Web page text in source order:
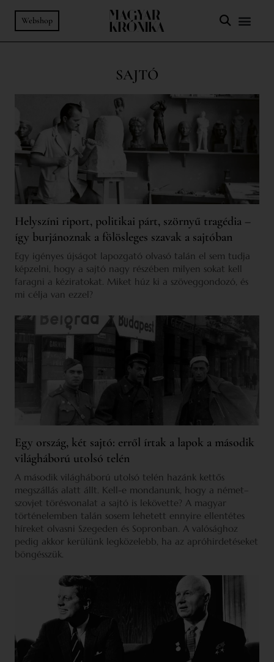
Webshop
SAJTÓ
Helyszíni riport, politikai párt, szörnyű tragédia –
így burjánoznak a fölösleges szavak a sajtóban
Egy igényes újságot lapozgató olvasó talán el sem tudja
képzelni, hogy a sajtó nagy részében milyen sokat kell
faragni a kéziratokat. Miket húz ki a szöveggondozó, és
mi célja van ezzel?
Egy ország, két sajtó: erről írtak a lapok a második
világháború utolsó telén
A második világháború utolsó telén hazánk kettős
megszállás alatt állt. Kell-e mondanunk, hogy a német–
szovjet törésvonalat a sajtó is lekövette? A magyar
történelemben talán sosem lehetett ennyire ellentétes
híreket olvasni Szegeden és Sopronban. A valósághoz
pedig akkor kerülünk legközelebb, ha az apróhirdetéseket
böngésszük.